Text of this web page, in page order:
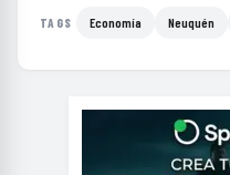
TAGS Economía Neuquén